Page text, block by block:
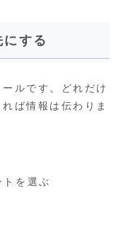
する
ルです。どれだけ
ば情報は伝わりま
を選ぶ